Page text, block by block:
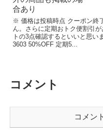
※ 価格は投稿時点 クーポン終
ん。さらに定期おトク便割引
トの3点確認するといいと思い
3603 50%OFF 定期5...
コメント
コメン